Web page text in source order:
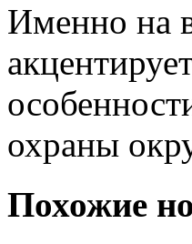
Именно на
охраны
Похожие